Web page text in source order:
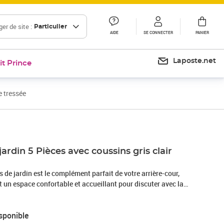
de site : Particulier
AIDE SE CONNECTER PANIER
Prince Laposte.net
tressée
5 Pièces avec coussins gris clair
de jardin est le complément parfait de votre arrière-cour,
espace confortable et accueillant pour discuter avec la
se détendre et profiter de l'extérieur. Matériau
et nécessitant peu d'entretien qui ressemble au rotin